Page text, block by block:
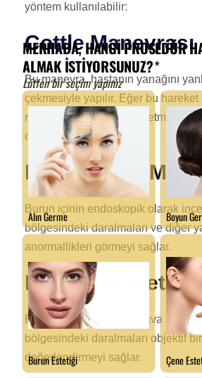
yöntem kullanılabilir:
Cottle Manevrası
Bu manevra, hastanın yanağını
çekmesiyle yapılır. Eğer bu
rahatlıyorsa, nazal valv yetmezliği
düşünülmelidir.
Endoskopik
Burun içinin endoskopik olarak
bölgesindeki daralmaları ve diğer
anormallikleri görmeyi sağlar.
Rinomanometri
Bu test, burun içindeki hava akışını
bölgesindeki daralmaları objektif
değerlendirmeyi sağlar.